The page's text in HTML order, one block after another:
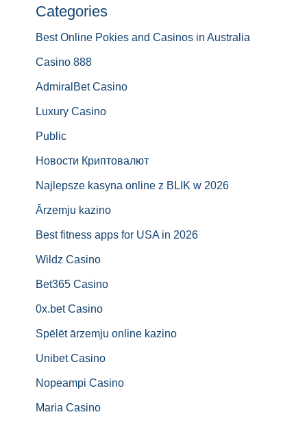
Categories
Best Online Pokies and Casinos in Australia
Casino 888
AdmiralBet Casino
Luxury Casino
Public
Новости Криптовалют
Najlepsze kasyna online z BLIK w 2026
Ārzemju kazino
Best fitness apps for USA in 2026
Wildz Casino
Bet365 Casino
0x.bet Casino
Spēlēt ārzemju online kazino
Unibet Casino
Nopeampi Casino
Maria Casino